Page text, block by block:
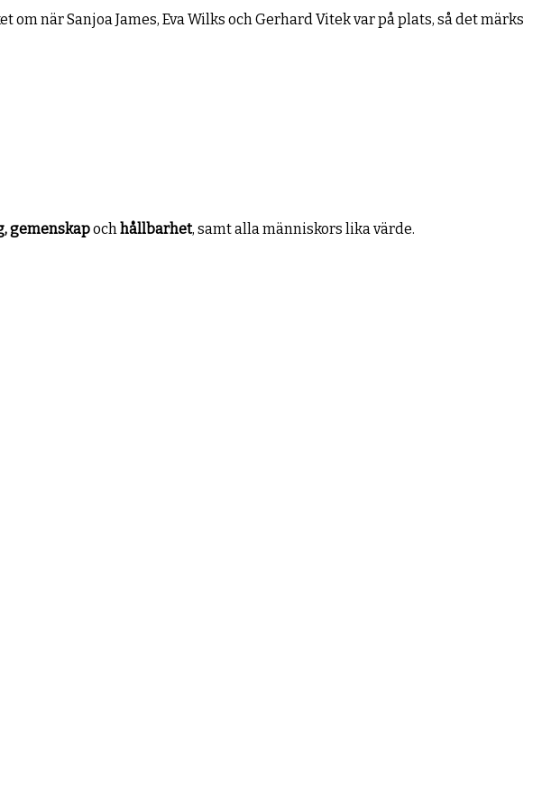
när Sanjoa James, Eva Wilks och Gerhard Vitek var på plats, så det märks
gemenskapochhållbarhet, samt alla människors lika värde.